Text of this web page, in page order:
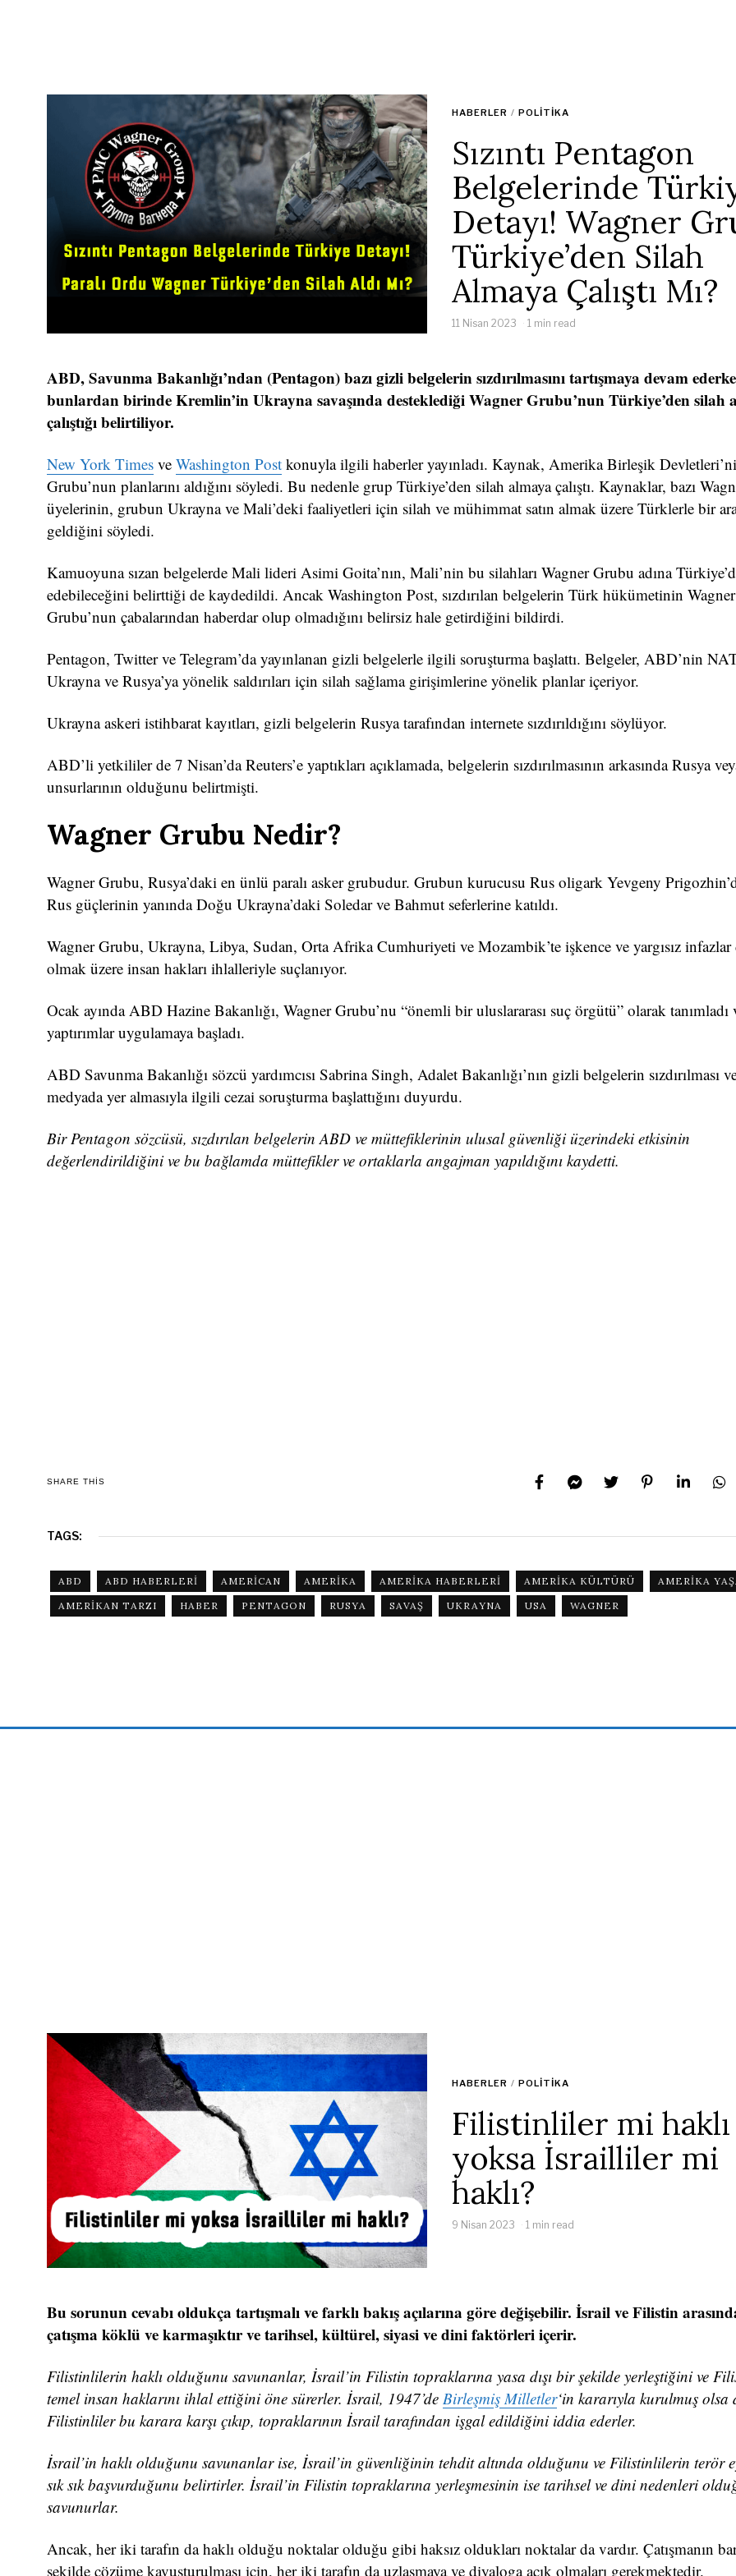
HABERLER / POLITIKA
Sızıntı Pentagon
Belgelerinde
Detayı! Wagner
Türkiye’den Silah
Almaya Çalıştı Mı?
11 Nisan 2023 1 min read
ABD, Savunma Bakanlığı’ndan (Pentagon) bazı gizli belgelerin sızdırılmasını tartışmaya devam
bunlardan birinde Kremlin’in Ukrayna savaşında desteklediği Wagner Grubu’nun Türkiye’den silah
çalıştığı belirtiliyor.
New York Times ve Washington Post konuyla ilgili haberler yayınladı. Kaynak, Amerika Birleşik
Grubu’nun planlarını aldığını söyledi. Bu nedenle grup Türkiye’den silah almaya çalıştı. Kaynaklar, bazı
üyelerinin, grubun Ukrayna ve Mali’deki faaliyetleri için silah ve mühimmat satın almak üzere Türklerle bir
geldiğini söyledi.
Kamuoyuna sızan belgelerde Mali lideri Asimi Goita’nın, Mali’nin bu silahları Wagner Grubu adına
edebileceğini belirttiği de kaydedildi. Ancak Washington Post, sızdırılan belgelerin Türk hükümetinin Wagner
Grubu’nun çabalarından haberdar olup olmadığını belirsiz hale getirdiğini bildirdi.
Pentagon, Twitter ve Telegram’da yayınlanan gizli belgelerle ilgili soruşturma başlattı. Belgeler, ABD’nin
Ukrayna ve Rusya’ya yönelik saldırıları için silah sağlama girişimlerine yönelik planlar içeriyor.
Ukrayna askeri istihbarat kayıtları, gizli belgelerin Rusya tarafından internete sızdırıldığını söylüyor.
ABD’li yetkililer de 7 Nisan’da Reuters’e yaptıkları açıklamada, belgelerin sızdırılmasının arkasında Rusya
unsurlarının olduğunu belirtmişti.
Wagner Grubu Nedir?
Wagner Grubu, Rusya’daki en ünlü paralı asker grubudur. Grubun kurucusu Rus oligark Yevgeny
Rus güçlerinin yanında Doğu Ukrayna’daki Soledar ve Bahmut seferlerine katıldı.
Wagner Grubu, Ukrayna, Libya, Sudan, Orta Afrika Cumhuriyeti ve Mozambik’te işkence ve yargısız
olmak üzere insan hakları ihlalleriyle suçlanıyor.
Ocak ayında ABD Hazine Bakanlığı, Wagner Grubu’nu “önemli bir uluslararası suç örgütü” olarak tanımladı
yaptırımlar uygulamaya başladı.
ABD Savunma Bakanlığı sözcü yardımcısı Sabrina Singh, Adalet Bakanlığı’nın gizli belgelerin sızdırılması
medyada yer almasıyla ilgili cezai soruşturma başlattığını duyurdu.
Bir Pentagon sözcüsü, sızdırılan belgelerin ABD ve müttefiklerinin ulusal güvenliği üzerindeki etkisinin
değerlendirildiğini ve bu bağlamda müttefikler ve ortaklarla angajman yapıldığını kaydetti.
SHARE THIS
TAGS:
ABD ABD HABERLERI AMERICAN AMERIKA AMERIKA HABERLERI AMERIKA KÜLTÜRÜ
AMERIKA
AMERIKAN TARZI
HABER PENTAGON RUSYA SAVAŞ UKRAYNA USA WAGNER
HABERLER / POLITIKA
Filistinliler mi haklı
yoksa İsrailliler mi
haklı?
9 Nisan 2023 1 min read
Bu sorunun cevabı oldukça tartışmalı ve farklı bakış açılarına göre değişebilir. İsrail ve Filistin
çatışma köklü ve karmaşıktır ve tarihsel, kültürel, siyasi ve dini faktörleri içerir.
Filistinlilerin haklı olduğunu savunanlar, İsrail’in Filistin topraklarına yasa dışı bir şekilde yerleştiğini ve
temel insan haklarını ihlal ettiğini öne sürerler. İsrail, 1947’de Birleşmiş Milletler‘in kararıyla kurulmuş olsa
Filistinliler bu karara karşı çıkıp, topraklarının İsrail tarafından işgal edildiğini iddia ederler.
İsrail’in haklı olduğunu savunanlar ise, İsrail’in güvenliğinin tehdit altında olduğunu ve Filistinlilerin terör
sık sık başvurduğunu belirtirler. İsrail’in Filistin topraklarına yerleşmesinin ise tarihsel ve dini nedenleri
savunurlar.
Ancak, her iki tarafın da haklı olduğu noktalar olduğu gibi haksız oldukları noktalar da vardır. Çatışmanın
şekilde çözüme kavuşturulması için, her iki tarafın da uzlaşmaya ve diyaloga açık olmaları gerekmektedir.